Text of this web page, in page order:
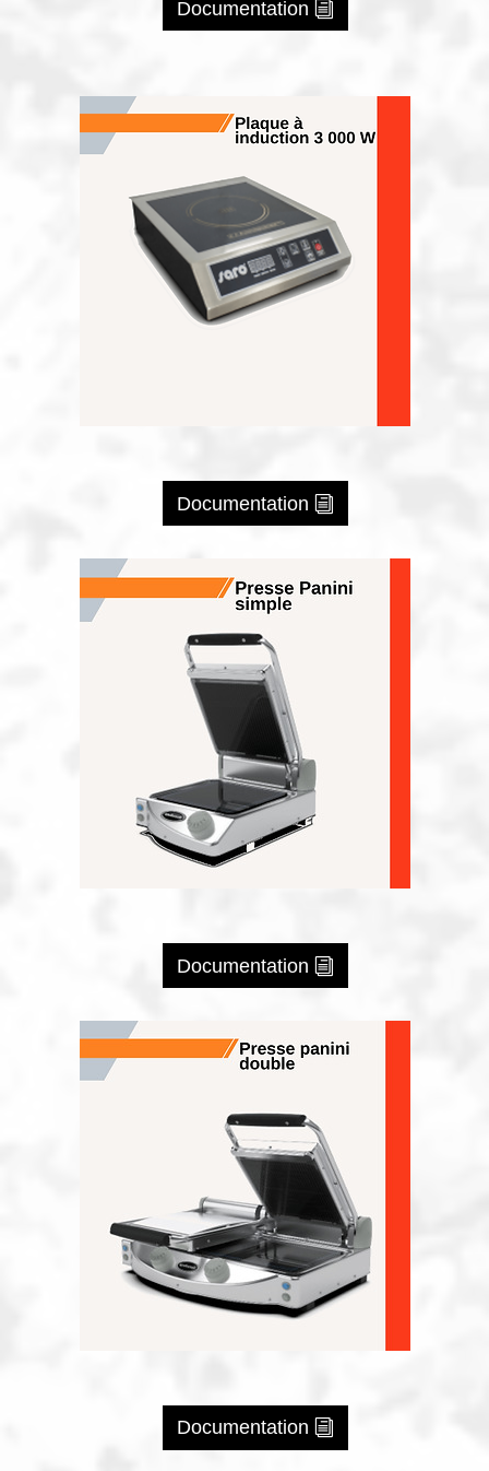
Documentation
Documentation
Documentation
Documentation